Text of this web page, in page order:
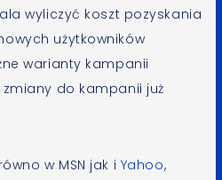
wyliczyć koszt pozyskania
użytkowników
warianty kampanii
do kampanii już
w MSN jak i Yahoo,